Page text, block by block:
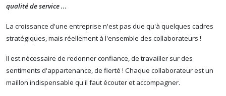
qualité de service ...
La croissance d'une entreprise n'est pas due qu'à quelques cadres
stratégiques, mais réellement à l'ensemble des collaborateurs !
Il est nécessaire de redonner confiance, de travailler sur des
sentiments d'appartenance, de fierté ! Chaque collaborateur est un
maillon indispensable qu'il faut écouter et accompagner.